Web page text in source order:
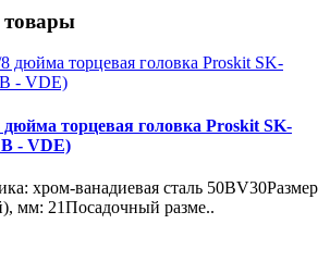
товары
торцевая головка Proskit SK-
В - VDE)
хром-ванадиевая сталь 50BV30Размер
мм: 21Посадочный разме..